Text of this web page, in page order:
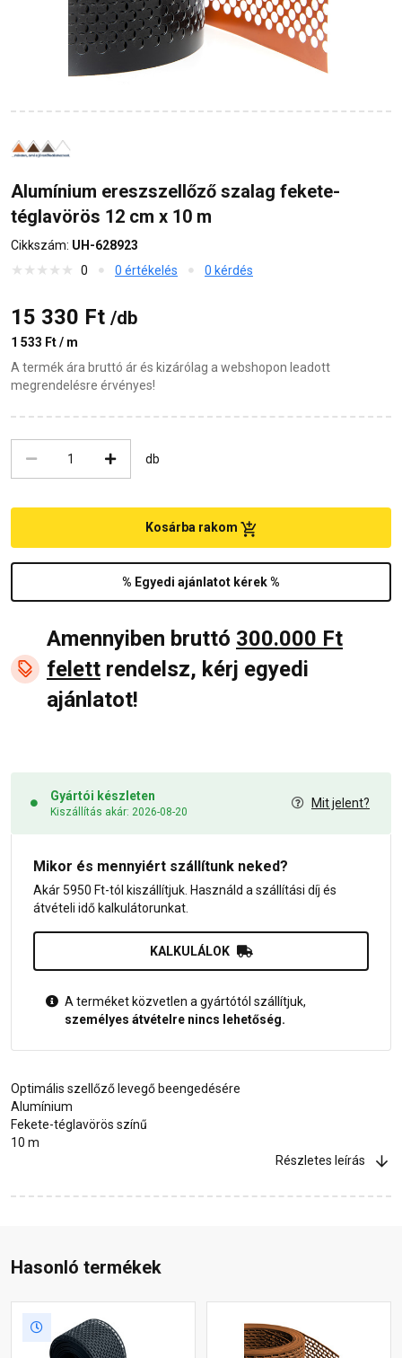
Alumínium ereszszellőző szalag fekete-
téglavörös 12 cm x 10 m
Cikkszám: UH-628923
0
0 értékelés 0 kérdés
15 330 Ft /db
1 533 Ft / m
A termék ára bruttó ár és kizárólag a webshopon leadott
megrendelésre érvényes!
db
% Egyedi ajánlatot kérek %
Kosárba rakom
Amennyiben bruttó 300.000 Ft
felett rendelsz, kérj egyedi
ajánlatot!
Gyártói készleten
Kiszállítás akár: 2026-08-20
Mit jelent?
Mikor és mennyiért szállítunk neked?
Akár 5950 Ft-tól kiszállítjuk. Használd a szállítási díj és
átvételi idő kalkulátorunkat.
KALKULÁLOK
A terméket közvetlen a gyártótól szállítjuk,
személyes átvételre nincs lehetőség.
Optimális szellőző levegő beengedésére
Alumínium
Fekete-téglavörös színű
10 m
Részletes leírás
Hasonló termékek